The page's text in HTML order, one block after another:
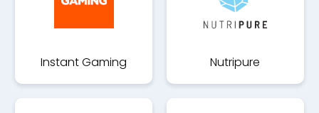
Instant Gaming Nutripure